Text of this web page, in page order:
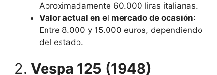
Aproximadamente 60.000 liras italianas.
Valor actual en el mercado de ocasión:
Entre 8.000 y 15.000 euros, dependiendo
del estado.
2. Vespa 125 (1948)